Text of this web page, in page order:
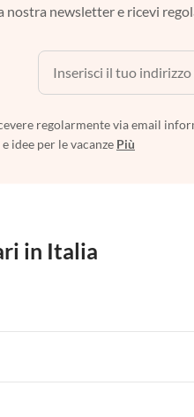
nostra newsletter e ricevi
regolarmente via email
idee per le vacanze Più
in Italia
per Vacanze in Liguria
per Vacanze in Lago di Como
per Vacanze in Liguria